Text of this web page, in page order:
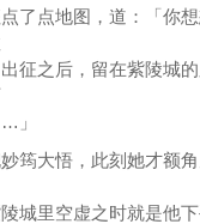
了点地图，道：「你
征之后，留在紫陵城
」
大悟，此刻她才额角
城里空虚之时就是他